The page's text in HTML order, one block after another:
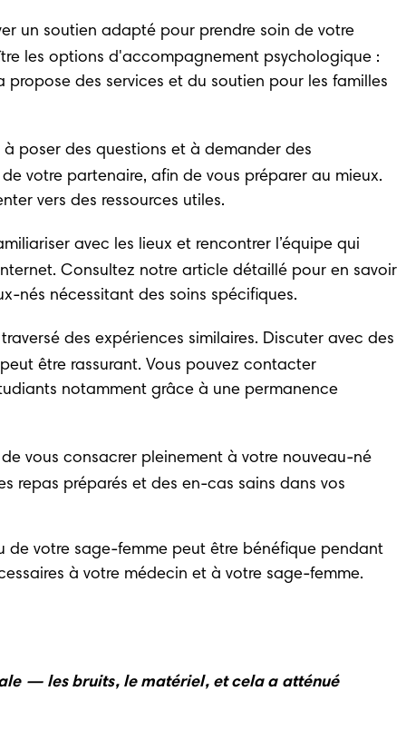
un soutien adapté pour prendre soin de votre
les options d'accompagnement psychologique :
propose des services et du soutien pour les familles
à poser des questions et à demander des
votre partenaire, afin de vous préparer au mieux.
vers des ressources utiles.
avec les lieux et rencontrer l’équipe qui
Consultez notre article détaillé pour en savoir
nés nécessitant des soins spécifiques.
des expériences similaires. Discuter avec des
être rassurant. Vous pouvez contacter
notamment grâce à une permanence
vous consacrer pleinement à votre nouveau-né
repas préparés et des en-cas sains dans vos
de votre sage-femme peut être bénéfique pendant
à votre médecin et à votre sage-femme.
— les bruits, le matériel, et cela a atténué